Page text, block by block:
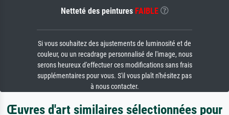
Netteté des peintures FAIBLE
Si vous souhaitez des ajustements de luminosité et de
couleur, ou un recadrage personnalisé de l'image, nous
serons heureux d'effectuer ces modifications sans frais
supplémentaires pour vous. S'il vous plaît n'hésitez pas
à nous contacter.
Œuvres d'art similaires sélectionnées pour